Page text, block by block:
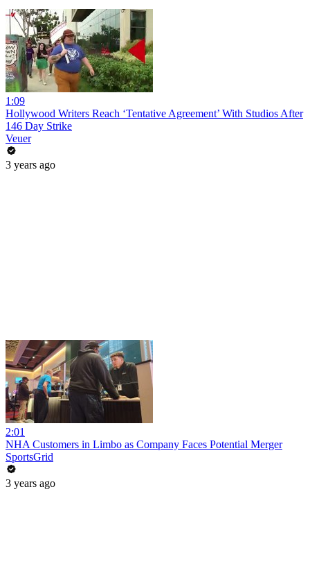
1:09
Hollywood Writers Reach ‘Tentative Agreement’ With Studios After
146 Day Strike
Veuer
3 years ago
2:01
NHA Customers in Limbo as Company Faces Potential Merger
SportsGrid
3 years ago